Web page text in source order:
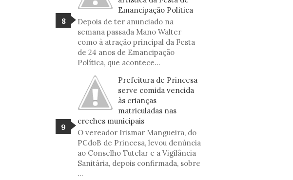
Emancipação Política
Depois de ter anunciado na
semana passada Mano Walter
como à atração principal da Festa
de 24 anos de Emancipação
Política, que acontece...
Prefeitura de Princesa
serve comida vencida
às crianças
matriculadas nas
creches municipais
O vereador Irismar Mangueira, do
PCdoB de Princesa, levou denúncia
ao Conselho Tutelar e a Vigilância
Sanitária, depois confirmada, sobre
...